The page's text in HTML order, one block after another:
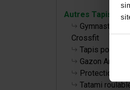
Autres Tapis
Gymnastique,
Crossfit
Tapis pour la
Gazon Artificiel
Protections
Tatami